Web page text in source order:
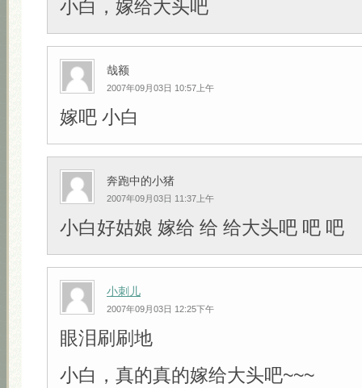
小白，嫁给大头吧
哉额
2007年09月03日 10:57上午
嫁吧 小白
奔跑中的小猪
2007年09月03日 11:37上午
小白好姑娘 嫁给 给 给大头吧 吧 吧
小刺儿
2007年09月03日 12:25下午
眼泪刷刷地
小白，真的真的嫁给大头吧~~~